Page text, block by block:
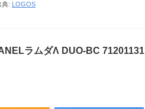
典: LOGOS
ラムダΛ DUO-BC 71201131